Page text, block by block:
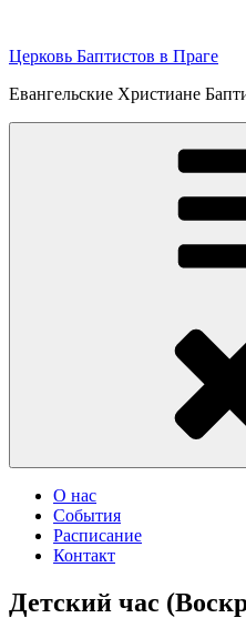
содержимому
Церковь Баптистов в Праге
Евангельские Христиане
О нас
События
Расписание
Контакт
Детский час